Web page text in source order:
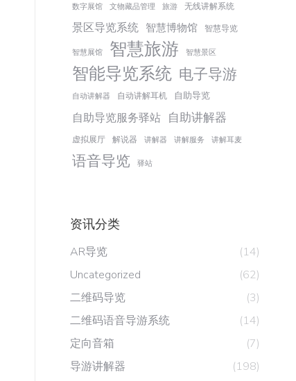
数字展馆 文物藏品管理 旅游 无线讲解系统
景区导览系统 智慧博物馆 智慧导览
智慧展馆 智慧旅游 智慧景区
智能导览系统 电子导游
自动讲解器 自动讲解耳机 自助导览
自助导览服务驿站 自助讲解器
虚拟展厅 解说器 讲解器 讲解服务 讲解耳麦
语音导览 驿站
资讯分类
AR导览
(14)
Uncategorized
(62)
二维码导览
(3)
二维码语音导游系统
(14)
定向音箱
(7)
导游讲解器
(198)